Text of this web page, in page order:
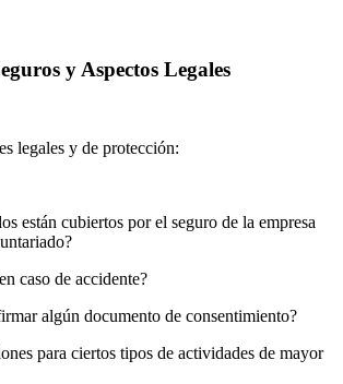
y Aspectos Legales
legales y de protección:
están cubiertos por el seguro de la empresa
caso de accidente?
algún documento de consentimiento?
para ciertos tipos de actividades de mayor